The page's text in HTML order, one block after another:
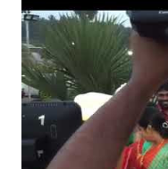
சங்க இலக்கியங்களுக்கு
தீம்பால் பொங்கல்' என
தோறும் தமிழர்களின்
தமிழர்கள் சொந்த
போற்றி உடன் விளையாடி
இயந்திரம் இல்லாத கால
உறவுகளைக் கண்டு